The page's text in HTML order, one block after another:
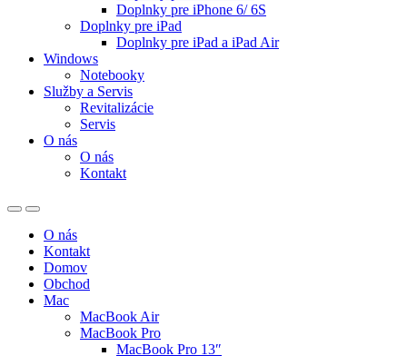
Doplnky pre iPhone 6/ 6S
Doplnky pre iPad
Doplnky pre iPad a iPad Air
Windows
Notebooky
Služby a Servis
Revitalizácie
Servis
O nás
O nás
Kontakt
O nás
Kontakt
Domov
Obchod
Mac
MacBook Air
MacBook Pro
MacBook Pro 13″